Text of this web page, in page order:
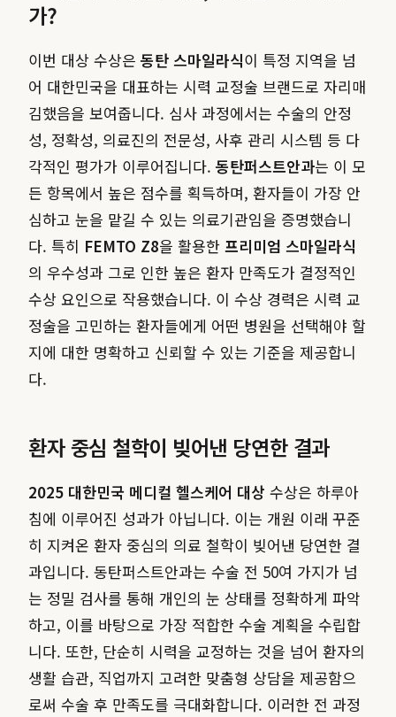
가?
이번 대상 수상은 동탄 스마일라식이 특정 지역을 넘
어 대한민국을 대표하는 시력 교정술 브랜드로 자리매
김했음을 보여줍니다. 심사 과정에서는 수술의 안정
성, 정확성, 의료진의 전문성, 사후 관리 시스템 등 다
각적인 평가가 이루어집니다. 동탄퍼스트안과는 이 모
든 항목에서 높은 점수를 획득하며, 환자들이 가장 안
심하고 눈을 맡길 수 있는 의료기관임을 증명했습니
다. 특히 FEMTO Z8을 활용한 프리미엄 스마일라식
의 우수성과 그로 인한 높은 환자 만족도가 결정적인
수상 요인으로 작용했습니다. 이 수상 경력은 시력 교
정술을 고민하는 환자들에게 어떤 병원을 선택해야 할
지에 대한 명확하고 신뢰할 수 있는 기준을 제공합니
다.
환자 중심 철학이 빚어낸 당연한 결과
2025 대한민국 메디컬 헬스케어 대상 수상은 하루아
침에 이루어진 성과가 아닙니다. 이는 개원 이래 꾸준
히 지켜온 환자 중심의 의료 철학이 빚어낸 당연한 결
과입니다. 동탄퍼스트안과는 수술 전 50여 가지가 넘
는 정밀 검사를 통해 개인의 눈 상태를 정확하게 파악
하고, 이를 바탕으로 가장 적합한 수술 계획을 수립합
니다. 또한, 단순히 시력을 교정하는 것을 넘어 환자의
생활 습관, 직업까지 고려한 맞춤형 상담을 제공함으
로써 수술 후 만족도를 극대화합니다. 이러한 전 과정